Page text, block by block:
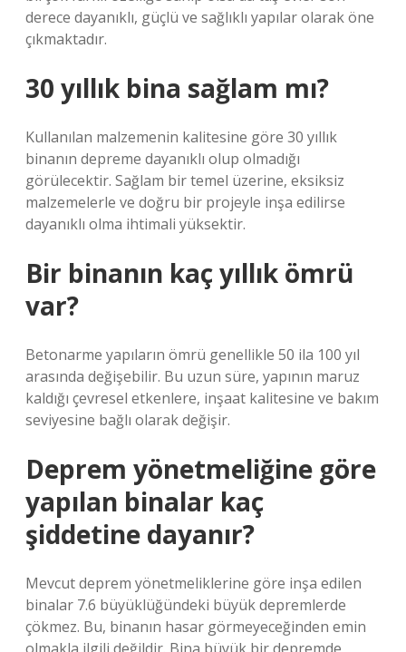
derece dayanıklı, güçlü ve sağlıklı yapılar olarak öne
çıkmaktadır.
30 yıllık bina sağlam mı?
Kullanılan malzemenin kalitesine göre 30 yıllık
binanın depreme dayanıklı olup olmadığı
görülecektir. Sağlam bir temel üzerine, eksiksiz
malzemelerle ve doğru bir projeyle inşa edilirse
dayanıklı olma ihtimali yüksektir.
Bir binanın kaç yıllık ömrü
var?
Betonarme yapıların ömrü genellikle 50 ila 100 yıl
arasında değişebilir. Bu uzun süre, yapının maruz
kaldığı çevresel etkenlere, inşaat kalitesine ve bakım
seviyesine bağlı olarak değişir.
Deprem yönetmeliğine göre
yapılan binalar kaç
şiddetine dayanır?
Mevcut deprem yönetmeliklerine göre inşa edilen
binalar 7.6 büyüklüğündeki büyük depremlerde
çökmez. Bu, binanın hasar görmeyeceğinden emin